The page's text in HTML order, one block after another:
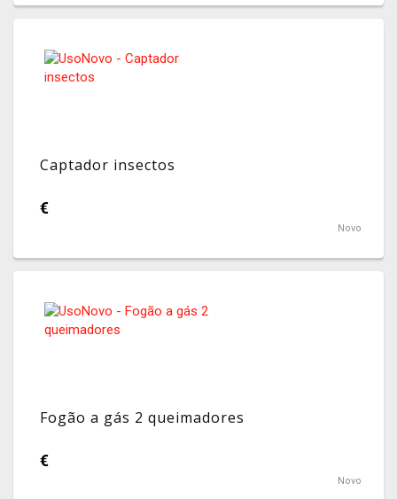
Captador insectos
€
Novo
Fogão a gás 2 queimadores
€
Novo